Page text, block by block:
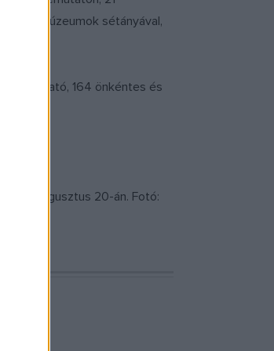
a Múzeumok sétányával,
támogató, 164 önkéntes és
augusztus 20-án. Fotó: